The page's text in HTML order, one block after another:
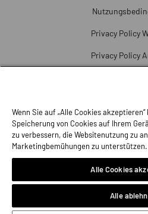
Privacy Policy
Privacy Policy
Wenn Sie auf „Alle Cookies
Speicherung von Cookies auf Ihrem
zu verbessern, die Websitenutzung zu
Marketingbemühungen zu unterstützen.
Alle Cookies
Alle